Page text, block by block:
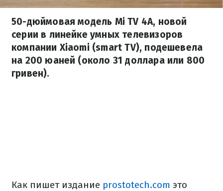
50-дюймовая модель Mi TV 4A, новой
серии в линейке умных телевизоров
компании Xiaomi (smart TV), подешевела
на 200 юаней (около 31 доллара или 800
гривен).
Как пишет издание prostotech.com это